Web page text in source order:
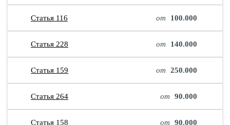
Статья 116 от 100.000
Статья 228 от 140.000
Статья 159 от 250.000
Статья 264 от 90.000
Статья 158 от 90.000